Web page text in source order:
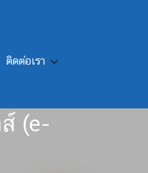
ติดต่อเรา
นรถ
(e-